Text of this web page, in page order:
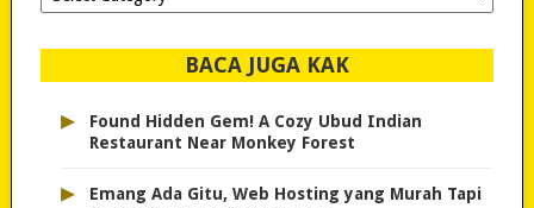
dipilih..
BACA JUGA KAK
▸
Found Hidden Gem! A Cozy Ubud Indian
Restaurant Near Monkey Forest
▸
Emang Ada Gitu, Web Hosting yang Murah Tapi